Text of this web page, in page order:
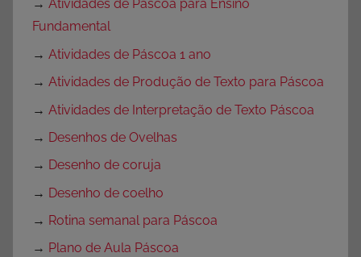
→ Atividades de Páscoa para Ensino
Fundamental
→ Atividades de Páscoa 1 ano
→ Atividades de Produção de Texto para Páscoa
→ Atividades de Interpretação de Texto Páscoa
→ Desenhos de Ovelhas
→ Desenho de coruja
→ Desenho de coelho
→ Rotina semanal para Páscoa
→ Plano de Aula Páscoa